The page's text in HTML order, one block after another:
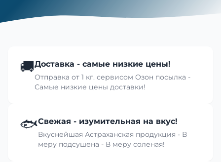
🚚Доставка - самые низкие цены!
Отправка от 1 кг. сервисом Озон посылка -
Самые низкие цены доставки!
🐟Свежая - изумительная на вкус!
Вкуснейшая Астраханская продукция - В
меру подсушена - В меру соленая!